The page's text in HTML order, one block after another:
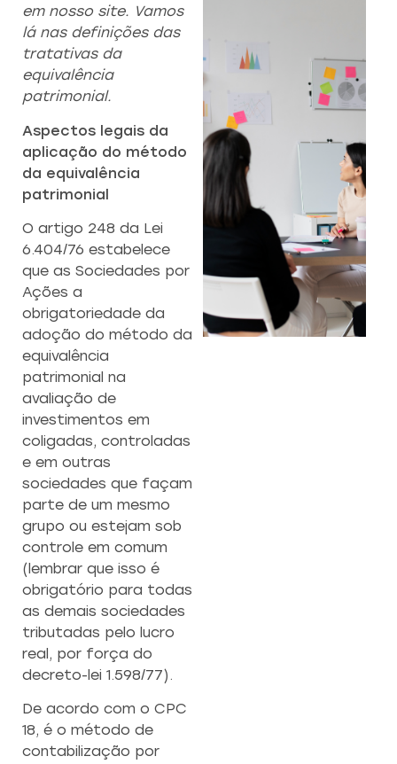
em nosso site. Vamos
lá nas definições das
tratativas da
equivalência
patrimonial.
Aspectos legais da
aplicação do método
da equivalência
patrimonial
O artigo 248 da Lei
6.404/76 estabelece
que as Sociedades por
Ações a
obrigatoriedade da
adoção do método da
equivalência
patrimonial na
avaliação de
investimentos em
coligadas, controladas
e em outras
sociedades que façam
parte de um mesmo
grupo ou estejam sob
controle em comum
(lembrar que isso é
obrigatório para todas
as demais sociedades
tributadas pelo lucro
real, por força do
decreto-lei 1.598/77).
De acordo com o CPC
18, é o método de
contabilização por